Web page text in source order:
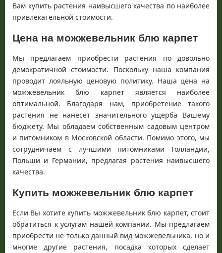
Вам купить растения наивысшего качества по наиболее
привлекательной стоимости.
Цена на можжевельник блю карпет
Мы предлагаем приобрести растения по довольно
демократичной стоимости. Поскольку наша компания
проводит лояльную ценовую политику. Наша цена на
можжевельник блю карпет является наиболее
оптимальной. Благодаря нам, приобретение такого
растения не нанесет значительного ущерба Вашему
бюджету. Мы обладаем собственным садовым центром
и питомником в Московской области. Помимо этого, мы
сотрудничаем с лучшими питомниками Голландии,
Польши и Германии, предлагая растения наивысшего
качества.
Купить можжевельник блю карпет
Если Вы хотите купить можжевельник блю карпет, стоит
обратиться к услугам нашей компании. Мы предлагаем
приобрести не только данный вид можжевельника, но и
многие другие растения, посадка которых сделает